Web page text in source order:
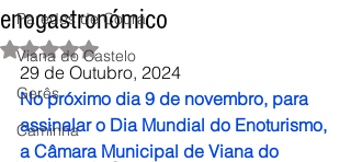
Paredes de Coura
Viana do Castelo
Gerês
Caminha
enogastronómico
Avaliado com NaN de 5 estrelas.
29 de Outubro, 2024
No próximo dia 9 de novembro, para
assinalar o Dia Mundial do Enoturismo,
a Câmara Municipal de Viana do